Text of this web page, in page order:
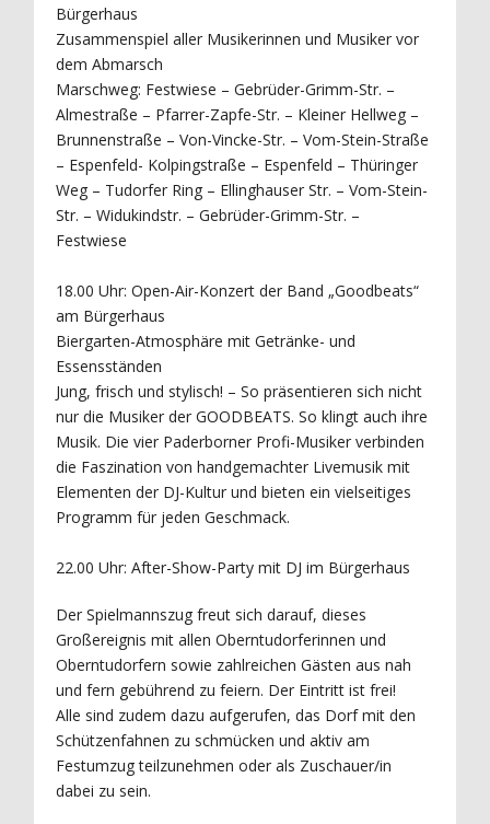
Bürgerhaus
Zusammenspiel aller Musikerinnen und Musiker vor
dem Abmarsch
Marschweg: Festwiese – Gebrüder-Grimm-Str. –
Almestraße – Pfarrer-Zapfe-Str. – Kleiner Hellweg –
Brunnenstraße – Von-Vincke-Str. – Vom-Stein-Straße
– Espenfeld- Kolpingstraße – Espenfeld – Thüringer
Weg – Tudorfer Ring – Ellinghauser Str. – Vom-Stein-
Str. – Widukindstr. – Gebrüder-Grimm-Str. –
Festwiese
18.00 Uhr: Open-Air-Konzert der Band „Goodbeats“
am Bürgerhaus
Biergarten-Atmosphäre mit Getränke- und
Essensständen
Jung, frisch und stylisch! – So präsentieren sich nicht
nur die Musiker der GOODBEATS. So klingt auch ihre
Musik. Die vier Paderborner Profi-Musiker verbinden
die Faszination von handgemachter Livemusik mit
Elementen der DJ-Kultur und bieten ein vielseitiges
Programm für jeden Geschmack.
22.00 Uhr: After-Show-Party mit DJ im Bürgerhaus
Der Spielmannszug freut sich darauf, dieses
Großereignis mit allen Oberntudorferinnen und
Oberntudorfern sowie zahlreichen Gästen aus nah
und fern gebührend zu feiern. Der Eintritt ist frei!
Alle sind zudem dazu aufgerufen, das Dorf mit den
Schützenfahnen zu schmücken und aktiv am
Festumzug teilzunehmen oder als Zuschauer/in
dabei zu sein.